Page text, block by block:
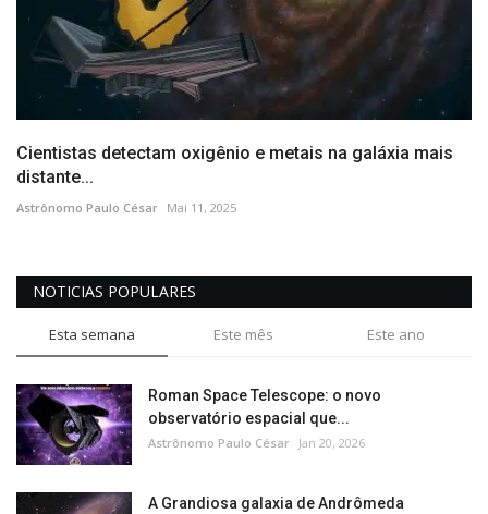
Cientistas detectam oxigênio e metais na galáxia mais
distante...
Astrônomo Paulo César Mai 11, 2025
NOTICIAS POPULARES
Esta semana Este mês Este ano
Roman Space Telescope: o novo
observatório espacial que...
Astrônomo Paulo César Jan 20, 2026
A Grandiosa galaxia de Andrômeda